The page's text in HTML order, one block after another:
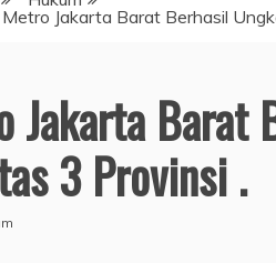
Jakarta Barat Berhasil
Jakarta Barat
3 Provinsi .